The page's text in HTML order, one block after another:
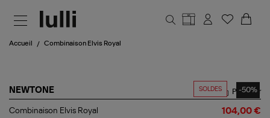
Accueil Combinaison Elvis Royal
SOLDES -50%
NEWTONE
Combinaison
Partager
Combinaison Elvis Royal 104,00 €